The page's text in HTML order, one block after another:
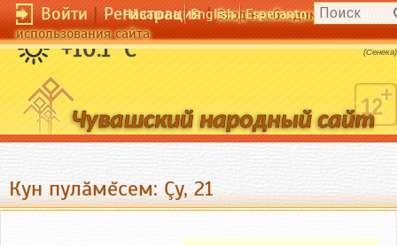
Войти|Регистрация|Вход необходим для
использования сайта
Чӑвашла English Esperanto
+10.1 °C Жить - значит бороться.
(Сенека)
Кун пулăмĕсем: Çу, 21